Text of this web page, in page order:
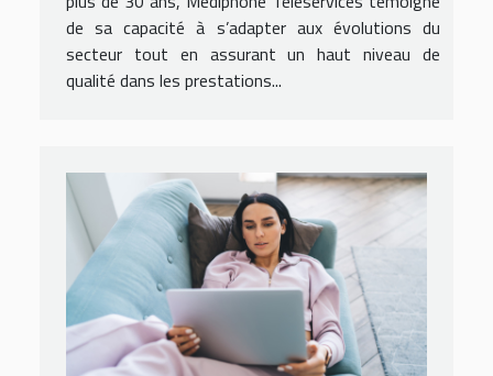
de sa capacité à s’adapter aux évolutions du
secteur tout en assurant un haut niveau de
qualité dans les prestations...